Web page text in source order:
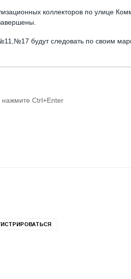
коллекторов по улице
будут следовать по своим
нажмите Ctrl+Enter